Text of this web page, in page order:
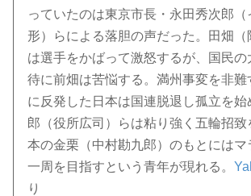
っていたのは東京市長・永田秀次郎（
形）らによる落胆の声だった。田畑（
は選手をかばって激怒するが、国民の
待に前畑は苦悩する。満州事変を非難
に反発した日本は国連脱退し孤立を始
郎（役所広司）らは粘り強く五輪招致
本の金栗（中村勘九郎）のもとにはマ
一周を目指すという青年が現れる。
り